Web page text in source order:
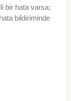
bir hata varsa;
bildiriminde